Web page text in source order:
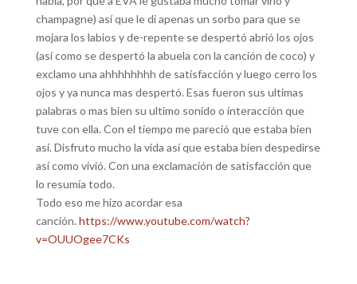
champagne) así que le di apenas un sorbo para que se
mojara los labios y de-repente se despertó abrió los ojos
(así como se despertó la abuela con la canción de coco) y
exclamo una ahhhhhhhh de satisfacción y luego cerro los
ojos y ya nunca mas despertó. Esas fueron sus ultimas
palabras o mas bien su ultimo sonido o interacción que
tuve con ella. Con el tiempo me pareció que estaba bien
así. Disfruto mucho la vida así que estaba bien despedirse
así como vivió. Con una exclamación de satisfacción que
lo resumía todo.
Todo eso me hizo acordar esa
canción. https://www.youtube.com/watch?
v=OUUOgee7CKs